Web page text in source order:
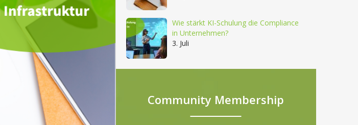
Wie stärkt KI-Schulung die Compliance
in Unternehmen?
3. Juli
Community Membership